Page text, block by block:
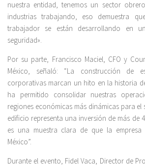
nuestra entidad, tenemos un sector
industrias trabajando, eso demuestra
trabajador se están desarrollando en
seguridad».
Por su parte, Francisco Maciel, CFO y
México, señaló: “La construcción de
corporativas marcan un hito en la historia
ha permitido consolidar nuestras
regiones económicas más dinámicas para el
edificio representa una inversión de más de
es una muestra clara de que la
México”.
Durante el evento, Fidel Vaca, Director de